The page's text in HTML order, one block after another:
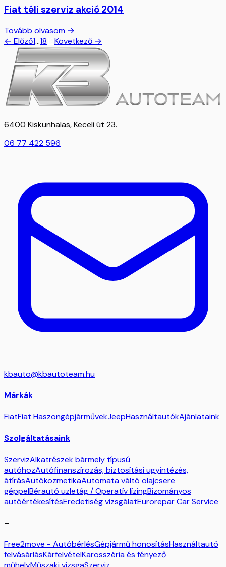
Fiat téli szerviz akció 2014
Tovább olvasom →
← Előző1…18 Következő →
6400 Kiskunhalas, Keceli út 23.
06 77 422 596
kbauto@kbautoteam.hu
Márkák
FiatFiat HaszongépjárművekJeepHasználtautókAjánlataink
Szolgáltatásaink
SzervizAlkatrészek bármely típusú
autóhozAutófinanszírozás, biztosítási ügyintézés,
átírásAutókozmetikaAutomata váltó olajcsere
géppelBérautó üzletág / Operatív lízingBizományos
autóértékesítésEredetiség vizsgálatEurorepar Car Service
–
Free2move - AutóbérlésGépjármű honosításHasználtautó
felvásárlásKárfelvételKarosszéria és fényező